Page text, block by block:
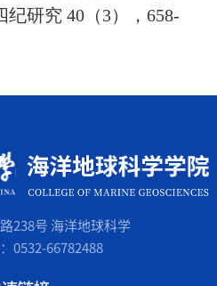
研究 40（3），658-
238号 海洋地球科学
0532-66782488